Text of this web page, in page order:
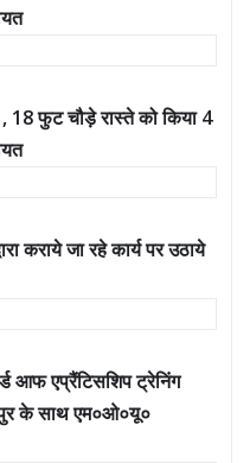
18 फुट चौड़े रास्ते को किया 4
कराये जा रहे कार्य पर उठाये
आफ एप्रैंटिसशिप ट्रेनिंग
के साथ एम०ओ०यू०